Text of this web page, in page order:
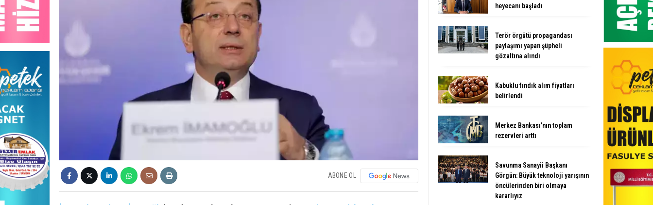
ABONE OL
heyecanı başladı
Terör örgütü propagandası
paylaşımı yapan şüpheli
gözaltına alındı
Kabuklu fındık alım fiyatları
belirlendi
Merkez Bankası’nın toplam
rezervleri arttı
Savunma Sanayii Başkanı
Görgün: Büyük teknoloji yarışının
öncülerinden biri olmaya
kararlıyız